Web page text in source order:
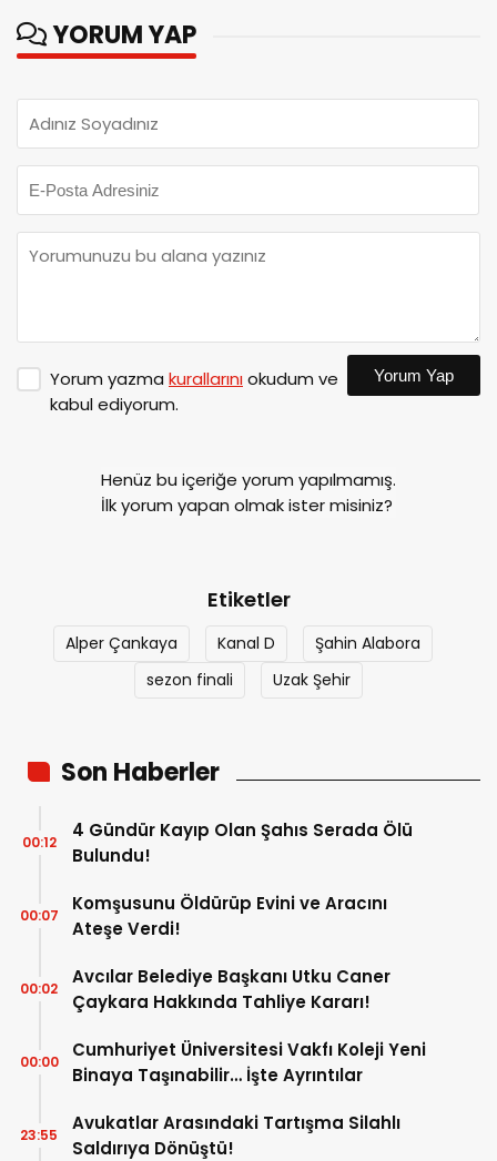
YORUM YAP
Yorum yazma kurallarınıokudum ve
kabul ediyorum.
Yorum Yap
Henüz bu içeriğe yorum yapılmamış.
İlk yorum yapan olmak ister misiniz?
Etiketler
Alper Çankaya Kanal D
Şahin Alabora
sezon finali
Uzak Şehir
Son Haberler
4 Gündür Kayıp Olan Şahıs Serada Ölü
Bulundu!
00:12
Komşusunu Öldürüp Evini ve Aracını
Ateşe Verdi!
00:07
Avcılar Belediye Başkanı Utku Caner
Çaykara Hakkında Tahliye Kararı!
00:02
Cumhuriyet Üniversitesi Vakfı Koleji Yeni
Binaya Taşınabilir… İşte Ayrıntılar
00:00
Avukatlar Arasındaki Tartışma Silahlı
Saldırıya Dönüştü!
23:55